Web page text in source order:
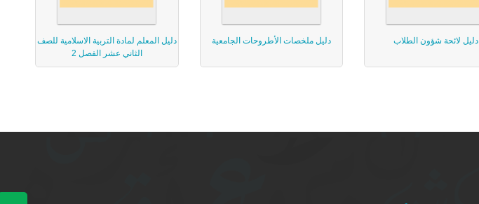
دليل لائحة شؤون الطلاب دليل ملخصات الأطروحات الجامعية
دليل المعلم لمادة التربية الاسلامية للصف
الثاني عشر الفصل 2